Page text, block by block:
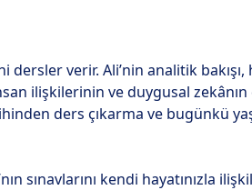
verir. Ali’nin analitik
ilişkilerinin ve duygusal
ders çıkarma ve bugünkü
sınavlarını kendi hayatınızla